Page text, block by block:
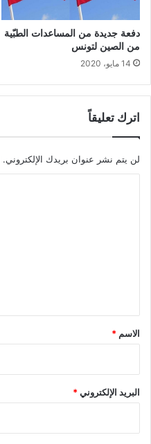
دفعة جديدة من المساعدات الطبّية
من الصين لتونس
14 مايو، 2020
اترك تعليقاً
لن يتم نشر عنوان بريدك الإلكتروني.
*
الاسم *
البريد الإلكتروني*